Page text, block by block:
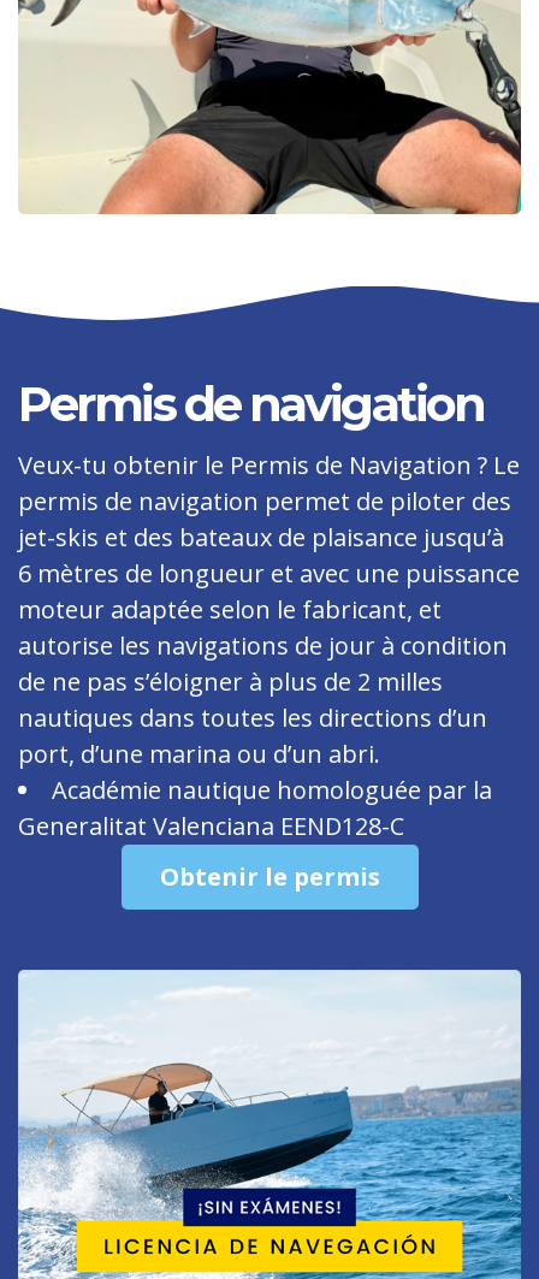
Permis de navigation
Veux-tu obtenir le Permis de Navigation ? Le
permis de navigation permet de piloter des
jet-skis et des bateaux de plaisance jusqu’à
6 mètres de longueur et avec une puissance
moteur adaptée selon le fabricant, et
autorise les navigations de jour à condition
de ne pas s’éloigner à plus de 2 milles
nautiques dans toutes les directions d’un
port, d’une marina ou d’un abri.
Académie nautique homologuée par la
Generalitat Valenciana EEND128-C
Obtenir le permis